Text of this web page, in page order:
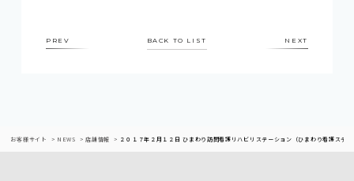
PREV BACK TO LIST NEXT
お客様サイト NEWS 店舗情報 ２０１７年２月１２日 ひまわり訪問看護リハビリステーション（ひまわり看護ス